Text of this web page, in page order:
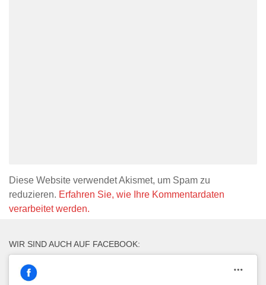
Diese Website verwendet Akismet, um Spam zu
reduzieren. Erfahren Sie, wie Ihre Kommentardaten
verarbeitet werden.
WIR SIND AUCH AUF FACEBOOK: